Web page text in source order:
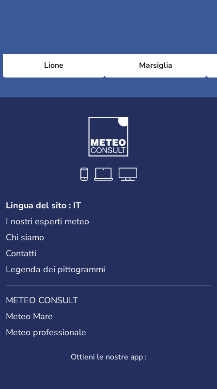
Lione Marsiglia
Lingua del sito : IT
I nostri esperti meteo
Chi siamo
Contatti
Legenda dei pittogrammi
METEO CONSULT
Meteo Mare
Meteo professionale
Ottieni le nostre app :